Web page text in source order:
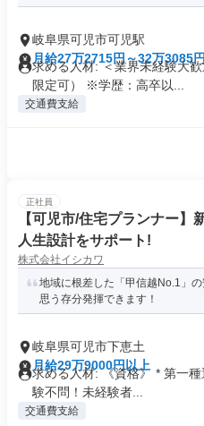
岐阜県可児市可児駅
月給27万2715円～32万3085円
求める人材: ＜業界未経験大
限定可） ※学歴：高卒以...
交通費支給
正社員
【可児市/住宅プランナー】
人生設計をサポート!
株式会社イシカワ
地域に根差した「甲信越No.1」
思う存分発揮できます！
岐阜県可児市下恵土
月給29万9000円以上
求める人材: 《資格》 * 第一
験不問！未経験者...
交通費支給